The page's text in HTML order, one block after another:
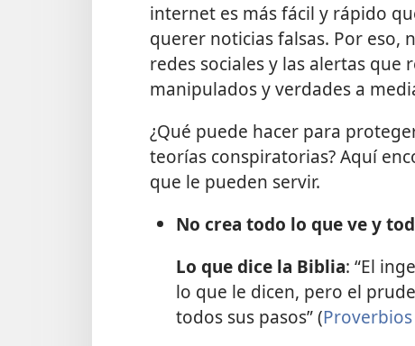
internet es más fácil y rápido
querer noticias falsas. Por eso,
redes sociales y las alertas
manipulados y verdades a
¿Qué puede hacer para
teorías conspiratorias? Aquí
que le pueden servir.
No crea todo lo que ve y
Lo que dice la Biblia: “El
lo que le dicen, pero el
todos sus pasos” (